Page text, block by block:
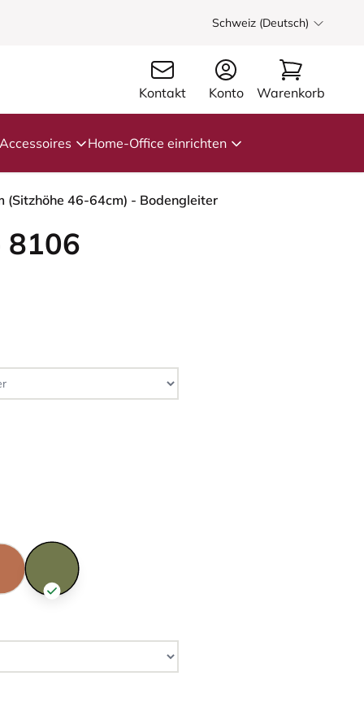
Schweiz (Deutsch)
Kontakt Konto Warenkorb
Accessoires Home-Office einrichten
(Sitzhöhe 46-64cm) - Bodengleiter
8106